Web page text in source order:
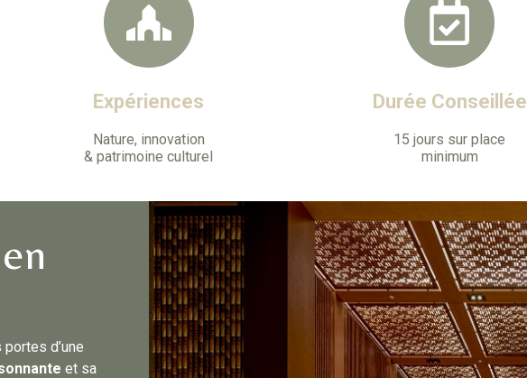
Expériences
Nature, innovation
& patrimoine culturel
Durée Conseillée
15 jours sur place
minimum
d’une
et sa